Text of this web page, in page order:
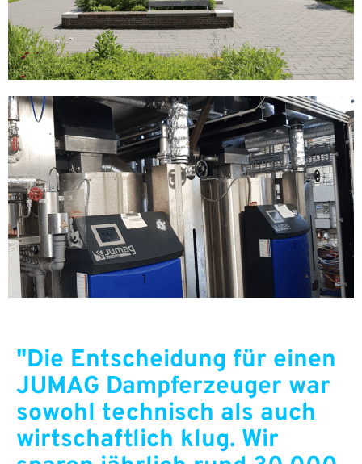
"Die Entscheidung für einen
JUMAG Dampferzeuger war
sowohl technisch als auch
wirtschaftlich klug. Wir